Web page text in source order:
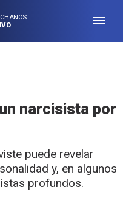
narcisista por
puede revelar
y, en algunos
profundos.